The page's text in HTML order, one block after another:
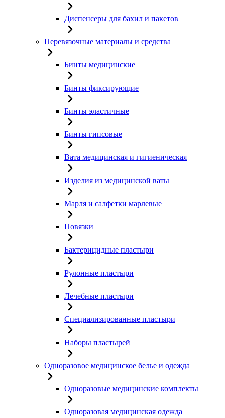
Диспенсеры для бахил и пакетов
Перевязочные материалы и средства
Бинты медицинские
Бинты фиксирующие
Бинты эластичные
Бинты гипсовые
Вата медицинская и гигиеническая
Изделия из медицинской ваты
Марля и салфетки марлевые
Повязки
Бактерицидные пластыри
Рулонные пластыри
Лечебные пластыри
Специализированные пластыри
Наборы пластырей
Одноразовое медицинское белье и одежда
Одноразовые медицинские комплекты
Одноразовая медицинская одежда